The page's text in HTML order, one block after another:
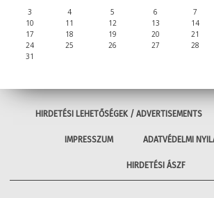
3
4 5 6 7
10
11 12 13 14
17
18 19 20 21
24
25 26 27 28
31
HIRDETÉSI LEHETŐSÉGEK / ADVERTISEMENTS
IMPRESSZUM ADATVÉDELMI
HIRDETÉSI ÁSZF